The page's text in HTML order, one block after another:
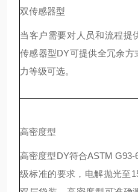
双传感器型
当客户需要对人员和流程提
传感器型DY可提供全冗余方
力等级可选。
高密度型
高密度型DY符合ASTM
级标准的要求，电解抛光至